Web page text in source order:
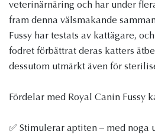
veterinärnäring och har under
fram denna välsmakande
Fussy har testats av kattägare,
fodret förbättrat deras katters
dessutom utmärkt även för
Fördelar med Royal Canin Fussy
✅ Stimulerar aptiten – med noga